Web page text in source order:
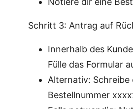
Schritt 3: Antrag auf
Innerhalb des
Fülle das Formular
Alternativ:
Bestellnummer